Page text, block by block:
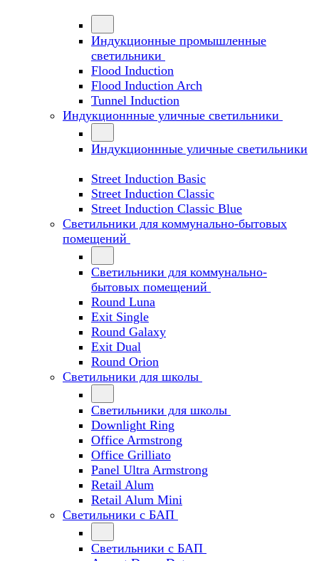
Индукционные промышленные
светильники
Flood Induction
Flood Induction Arch
Tunnel Induction
Индукционнные уличные светильники
Индукционнные уличные светильники
Street Induction Basic
Street Induction Classic
Street Induction Classic Blue
Светильники для коммунально-бытовых
помещений
Светильники для коммунально-
бытовых помещений
Round Luna
Exit Single
Round Galaxy
Exit Dual
Round Orion
Светильники для школы
Светильники для школы
Downlight Ring
Office Armstrong
Office Grilliato
Panel Ultra Armstrong
Retail Alum
Retail Alum Mini
Светильники с БАП
Светильники с БАП